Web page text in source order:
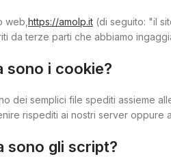
web, https://amolp.it (di seguito: "il
da terze parti che abbiamo
sono i cookie?
dei semplici file spediti assieme
rispediti ai nostri server oppure
sono gli script?